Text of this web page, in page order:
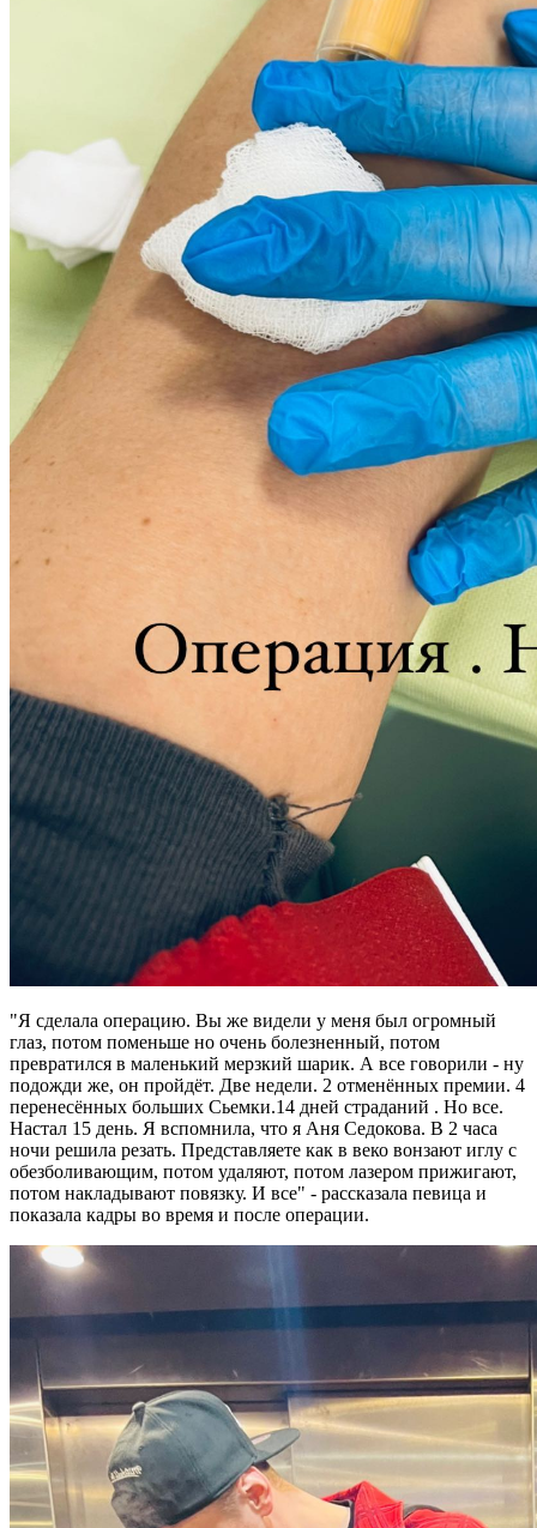
"Я сделала операцию. Вы же видели у меня был огромный
глаз, потом поменьше но очень болезненный, потом
превратился в маленький мерзкий шарик. А все говорили - ну
подожди же, он пройдёт. Две недели. 2 отменённых премии. 4
перенесённых больших Сьемки.14 дней страданий . Но все.
Настал 15 день. Я вспомнила, что я Аня Седокова. В 2 часа
ночи решила резать. Представляете как в веко вонзают иглу с
обезболивающим, потом удаляют, потом лазером прижигают,
потом накладывают повязку. И все" - рассказала певица и
показала кадры во время и после операции.